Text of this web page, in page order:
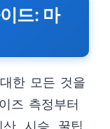
드: 마
한 모든 것을
즈 측정부터
, 시승, 꿀팁